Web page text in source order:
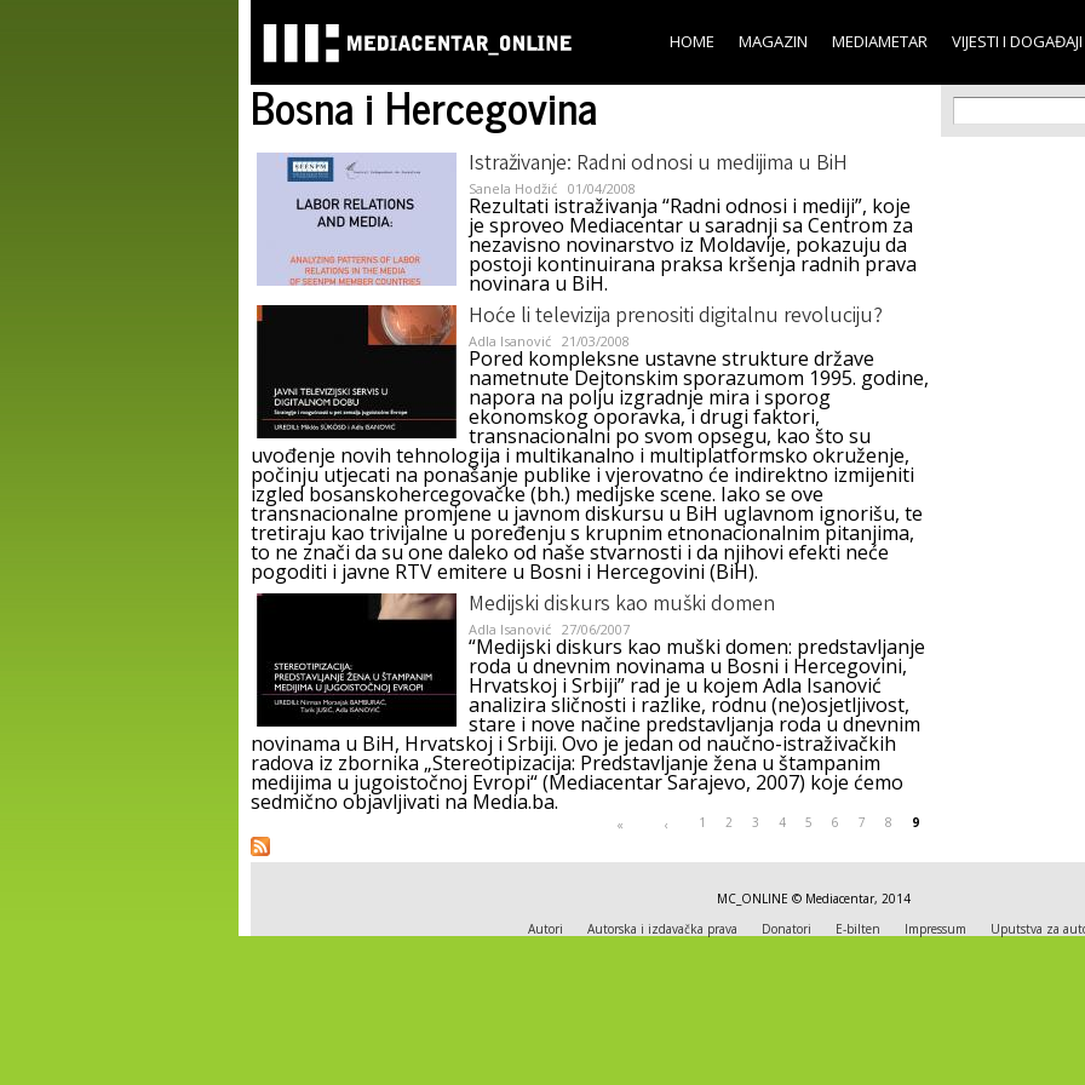
main
content
HOME MAGAZIN MEDIAMETAR VIJESTI I DOGAĐAJI
Bosna i Hercegovina
Istraživanje: Radni odnosi u medijima u BiH
Sanela Hodžić 01/04/2008
Rezultati istraživanja “Radni odnosi i mediji”, koje
je sproveo Mediacentar u saradnji sa Centrom za
nezavisno novinarstvo iz Moldavije, pokazuju da
postoji kontinuirana praksa kršenja radnih prava
novinara u BiH.
Hoće li televizija prenositi digitalnu revoluciju?
Adla Isanović 21/03/2008
Pored kompleksne ustavne strukture države
nametnute Dejtonskim sporazumom 1995. godine,
napora na polju izgradnje mira i sporog
ekonomskog oporavka, i drugi faktori,
transnacionalni po svom opsegu, kao što su
uvođenje novih tehnologija i multikanalno i multiplatformsko okruženje,
počinju utjecati na ponašanje publike i vjerovatno će indirektno izmijeniti
izgled bosanskohercegovačke (bh.) medijske scene. Iako se ove
transnacionalne promjene u javnom diskursu u BiH uglavnom ignorišu, te
tretiraju kao trivijalne u poređenju s krupnim etnonacionalnim pitanjima,
to ne znači da su one daleko od naše stvarnosti i da njihovi efekti neće
pogoditi i javne RTV emitere u Bosni i Hercegovini (BiH).
Medijski diskurs kao muški domen
Adla Isanović 27/06/2007
“Medijski diskurs kao muški domen: predstavljanje
roda u dnevnim novinama u Bosni i Hercegovini,
Hrvatskoj i Srbiji” rad je u kojem Adla Isanović
analizira sličnosti i razlike, rodnu (ne)osjetljivost,
stare i nove načine predstavljanja roda u dnevnim
novinama u BiH, Hrvatskoj i Srbiji. Ovo je jedan od naučno-istraživačkih
radova iz zbornika „Stereotipizacija: Predstavljanje žena u štampanim
medijima u jugoistočnoj Evropi“ (Mediacentar Sarajevo, 2007) koje ćemo
sedmično objavljivati na Media.ba.
Pages « ‹ 1 2 3 4 5 6 7 8 9
Search
Search
MC_ONLINE © Mediacentar, 2014
Autori
Autorska i izdavačka prava Donatori E-bilten Impressum Uputstva za